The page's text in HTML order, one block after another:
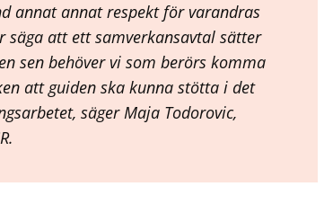
annat annat respekt för varandras
att ett samverkansavtal sätter
sen behöver vi som berörs komma
att guiden ska kunna stötta i det
säger Maja Todorovic,